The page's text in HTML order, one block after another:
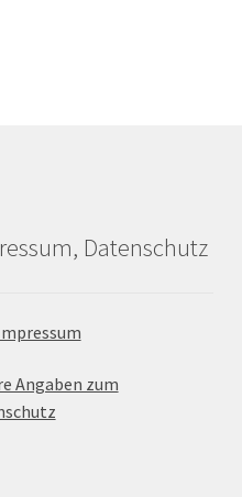
Datenschutz
Angaben zum